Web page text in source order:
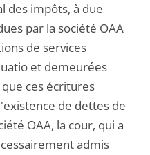
des impôts, à due
par la société OAA
de services
et demeurées
ces écritures
de dettes de
OAA, la cour, qui a
admis